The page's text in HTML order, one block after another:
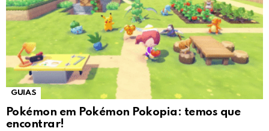
GUIAS
Pokémon em Pokémon Pokopia: temos que
encontrar!